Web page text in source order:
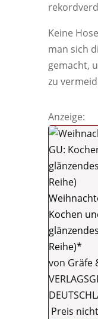
Keine
man sich
gemacht,
zu
Anzeige:
Kochen
Reihe)*
von Gräfe
Preis